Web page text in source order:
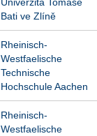
Bati ve Zlíně
Rheinisch-
Westfaelische
Technische
Hochschule Aachen
Rheinisch-
Westfaelische